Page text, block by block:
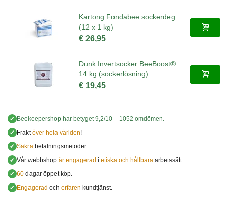
Kartong Fondabee sockerdeg
(12 x 1 kg)
€ 26,95
Dunk Invertsocker BeeBoost®
14 kg (sockerlösning)
€ 19,45
✔ Beekeepershop har betyget9,2/10 – 1052 omdömen.
✔ Fraktöver hela världen!
✔ Säkra betalningsmetoder.
✔ Vår webbshop är engagerad i etiska och hållbara arbetssätt.
✔ 60 dagar öppet köp.
✔ Engagerad och erfaren kundtjänst.